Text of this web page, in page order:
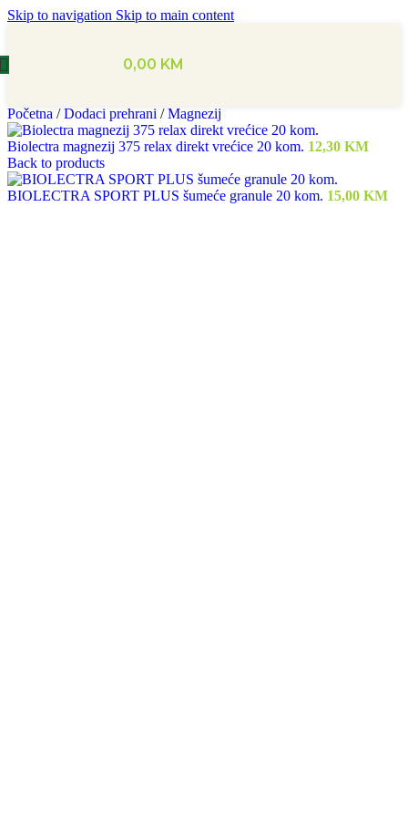
Skip to navigation Skip to main content
0,00 KM
Početna / Dodaci prehrani / Magnezij
Biolectra magnezij 375 relax direkt vrećice 20 kom. 12,30 KM
Back to products
BIOLECTRA SPORT PLUS šumeće granule 20 kom. 15,00 KM